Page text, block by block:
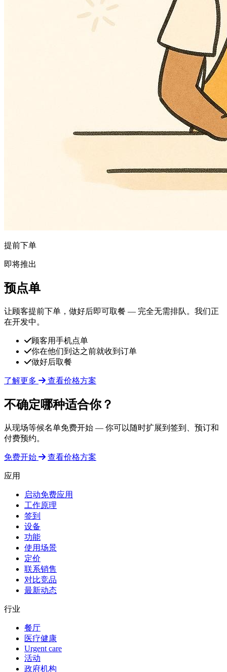
提前下单
即将推出
预点单
让顾客提前下单，做好后即可取餐 — 完全无需排队。我们正
在开发中。
顾客用手机点单
你在他们到达之前就收到订单
做好后取餐
了解更多 查看价格方案
不确定哪种适合你？
从现场等候名单免费开始 — 你可以随时扩展到签到、预订和
付费预约。
免费开始 查看价格方案
应用
启动免费应用
工作原理
签到
设备
功能
使用场景
定价
联系销售
对比竞品
最新动态
行业
餐厅
医疗健康
Urgent care
活动
政府机构